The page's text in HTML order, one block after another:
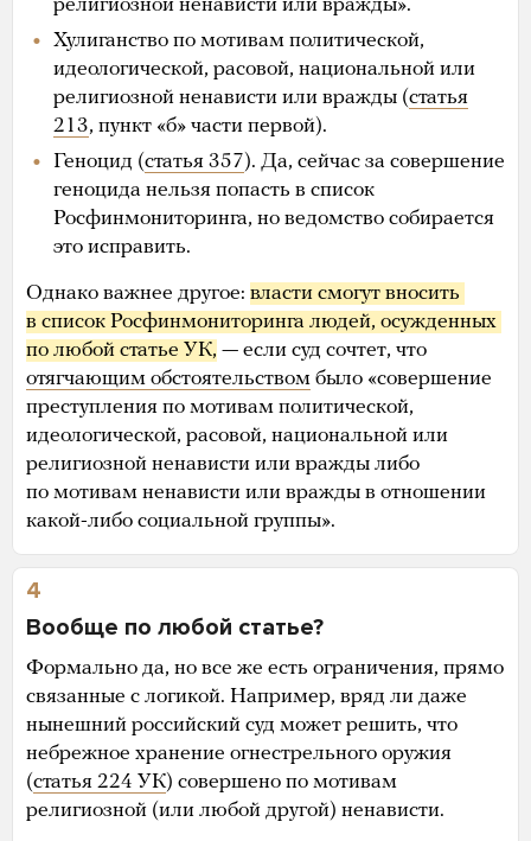
религиозной ненависти или вражды».
Хулиганство по мотивам политической,
идеологической, расовой, национальной или
религиозной ненависти или вражды (статья
213, пункт «б» части первой).
Геноцид (статья 357). Да, сейчас за совершение
геноцида нельзя попасть в список
Росфинмониторинга, но ведомство собирается
это исправить.
Однако важнее другое: власти смогут вносить
в список Росфинмониторинга людей, осужденных
по любой статье УК, — если суд сочтет, что
отягчающим обстоятельством было «совершение
преступления по мотивам политической,
идеологической, расовой, национальной или
религиозной ненависти или вражды либо
по мотивам ненависти или вражды в отношении
какой-либо социальной группы».
4
Вообще по любой статье?
Формально да, но все же есть ограничения, прямо
связанные с логикой. Например, вряд ли даже
нынешний российский суд может решить, что
небрежное хранение огнестрельного оружия
(статья 224 УК) совершено по мотивам
религиозной (или любой другой) ненависти.